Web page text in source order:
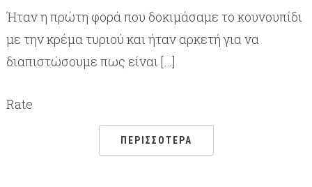
Ήταν η πρώτη φορά που δοκιμάσαμε το κουνουπίδι
με την κρέμα τυριού και ήταν αρκετή για να
διαπιστώσουμε πως είναι […]
Rate
ΠΕΡΙΣΣΌΤΕΡΑ